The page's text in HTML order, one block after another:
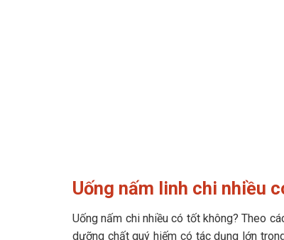
Uống nấm linh chi nhiều
Uống nấm chi nhiều có tốt không? Theo
dưỡng chất quý hiếm có tác dụng lớn